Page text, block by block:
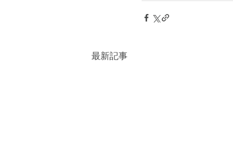
最新記事